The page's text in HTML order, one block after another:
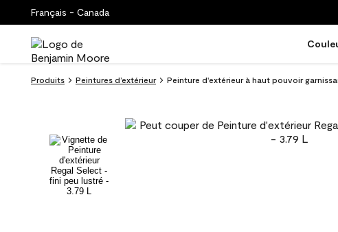
Français - Canada
Produits Peintures d’extérieur Peinture d'extérieur à haut pouvoir